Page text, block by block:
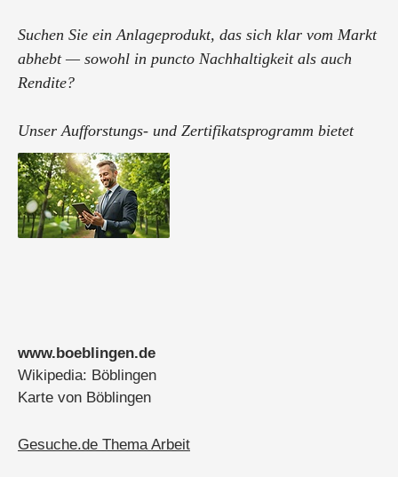
Suchen Sie ein Anlageprodukt, das sich klar vom Markt
abhebt — sowohl in puncto Nachhaltigkeit als auch
Rendite?
Unser Aufforstungs‑ und Zertifikats­programm bietet
Ihnen exakt das: Beteiligung an echten
Aufforstungsflächen in Afrika inkl. CO₂‑Zertifikaten +
Holz­handelserlös.
www.boeblingen.de
Wikipedia: Böblingen
Karte von Böblingen
Gesuche.de Thema Arbeit